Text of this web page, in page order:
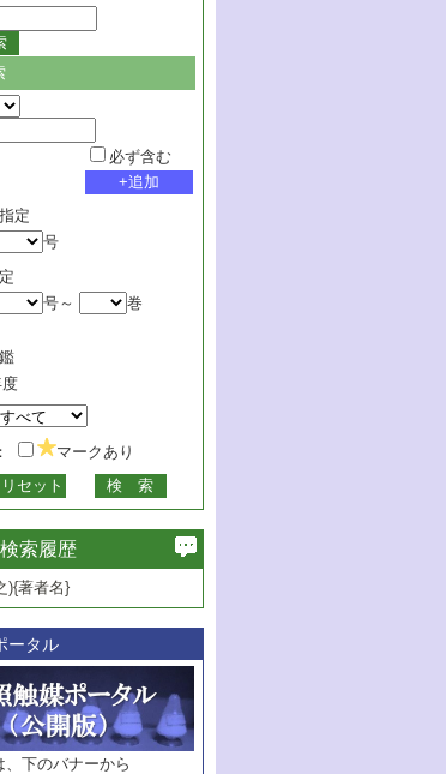
必ず含む
定
号
号～
巻
マークあり
索履歴
){著者名}
ータル
、下のバナーから